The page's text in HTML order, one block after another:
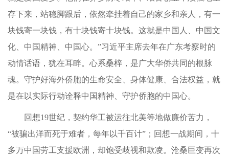
存下来，站稳脚跟后，依然牵挂着自己的家乡和亲人，有一
块钱寄一块钱，有十块钱寄十块钱。这就是中国人、中国文
化、中国精神、中国心。”习近平主席去年在广东考察时的
动情话语，犹在耳畔。心系桑梓，是广大华侨共同的根脉
魂。守护好海外侨胞的生命安全、身体健康、合法权益，就
是在以实际行动诠释中国精神、守护侨胞的中国心。
回想19世纪，契约华工被运往北美等地做廉价苦力，
“被骗出洋而死于难者，每年以千百计”；回想一战期间，十
多万中国劳工支援欧洲，却饱受歧视和欺凌。沧桑巨变再次